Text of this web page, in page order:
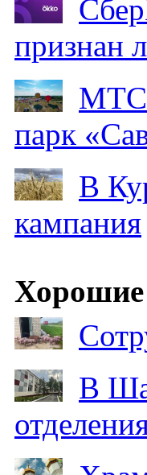
признан
МТС
парк
В
кампания
Хорошие
В